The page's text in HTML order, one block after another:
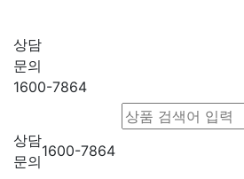
상담
문의
1600-7864
상담
문의
1600-7864